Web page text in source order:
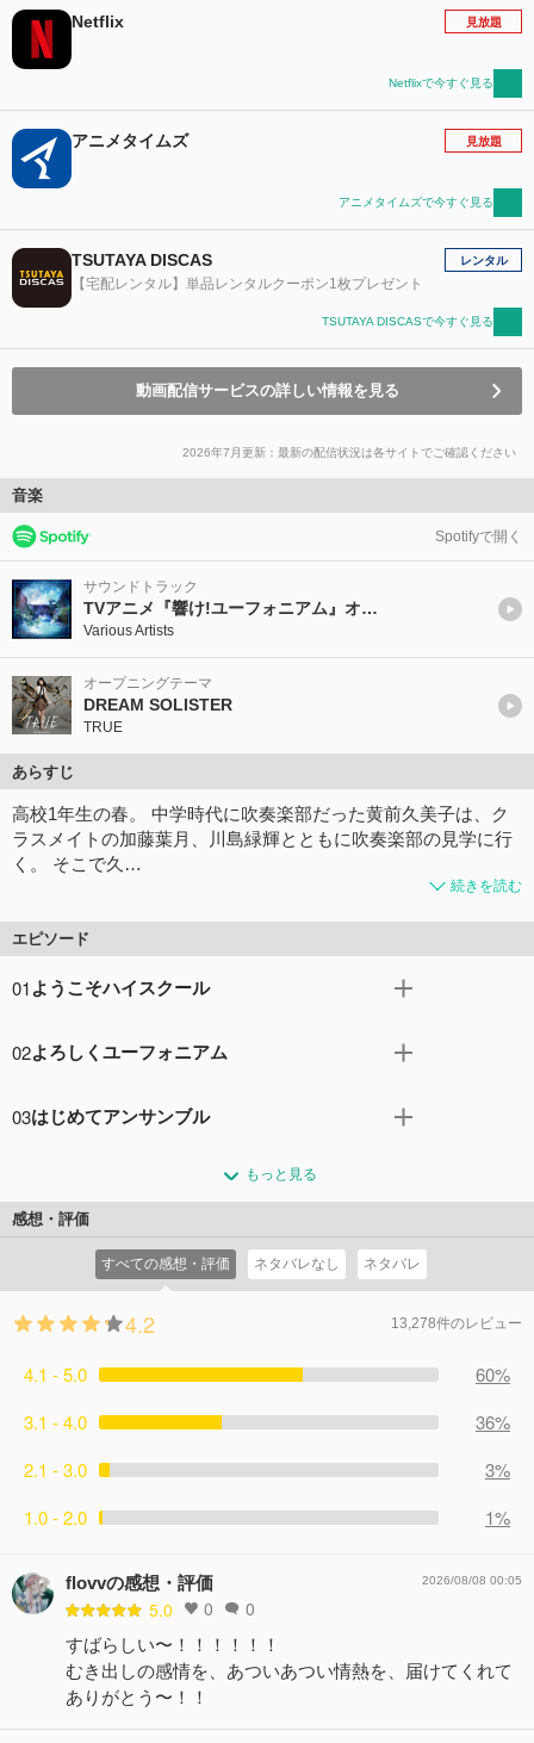
Netflix 見放題
Netflixで今すぐ見る
アニメタイムズ 見放題
アニメタイムズで今すぐ見る
TSUTAYA DISCAS
【宅配レンタル】単品レンタルクーポン1枚プレゼント
レンタル
TSUTAYA DISCASで今すぐ見る
動画配信サービスの詳しい情報を見る
2026年7月更新：最新の配信状況は各サイトでご確認ください
音楽
Spotifyで開く
サウンドトラック
TVアニメ『響け!ユーフォニアム』オリジナルサウンドトラック「おもいでミュージック」 (Incomplete Edition)
Various Artists
オープニングテーマ
DREAM SOLISTER
TRUE
あらすじ
高校1年生の春。 中学時代に吹奏楽部だった黄前久美子は、ク
ラスメイトの加藤葉月、川島緑輝とともに吹奏楽部の見学に行
く。 そこで久…
続きを読む
エピソード
01 ようこそハイスクール
ま、久美子は北宇治高校に進学した。 クラスメイトの葉月
って来て――。
02よろしくユーフォニアム
振り回されながらも、自分の担当楽器が無事に決まる。 そ
始まるかと思ったが！？
コメント23件拍手92回
03はじめてアンサンブル
部。 しかし、途中で帰る者や、練習をせずに遊ぶ先輩な
ど…… 真面目に取り組んでいるようには見えない。 そん
コメント26件拍手85回
もっと見る
感想・評価
すべての感想・評価 ネタバレなし ネタバレ
4.2 13,278件のレビュー
4.1 - 5.0
60%
3.1 - 4.0
36%
2.1 - 3.0
3%
1.0 - 2.0
1%
flovvの感想・評価
5.0 0 0
2026/08/08 00:05
すばらしい〜！！！！！！
むき出しの感情を、あついあつい情熱を、届けてくれて
ありがとう〜！！